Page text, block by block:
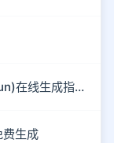
3分钟搞定防红链接！快缩短网址(suo.run)在线生成指南
费生成